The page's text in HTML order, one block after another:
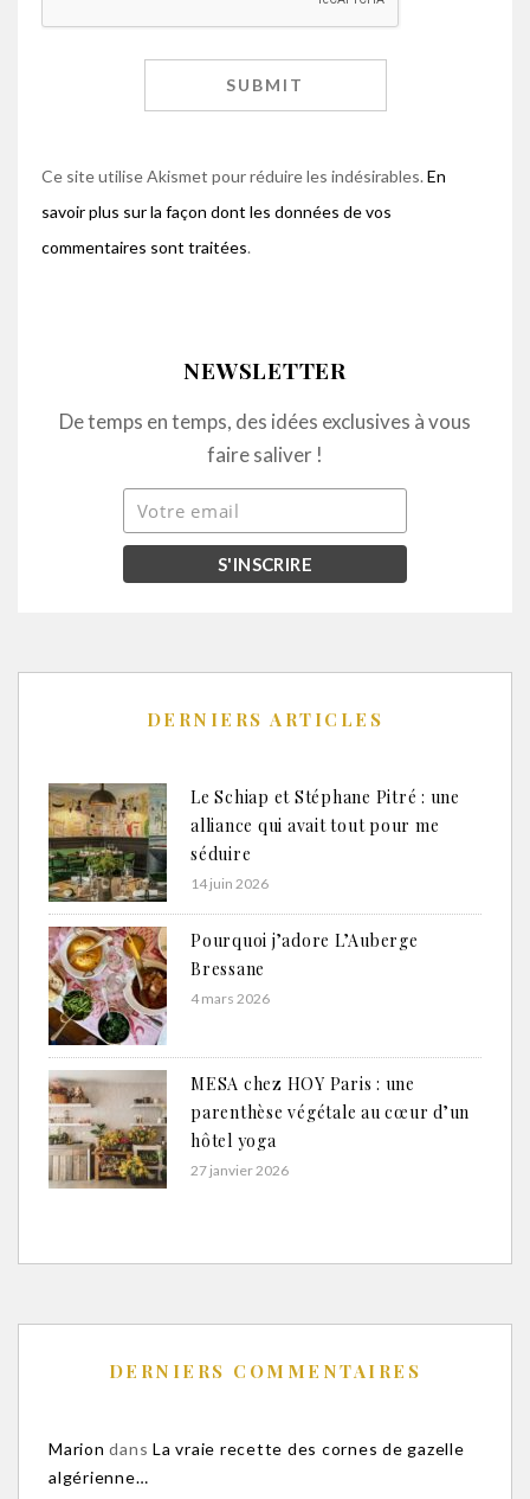
Ce site utilise Akismet pour réduire les indésirables. En
savoir plus sur la façon dont les données de vos
commentaires sont traitées.
NEWSLETTER
De temps en temps, des idées exclusives à vous
faire saliver !
DERNIERS ARTICLES
Le Schiap et Stéphane Pitré : une
alliance qui avait tout pour me
séduire
14 juin 2026
Pourquoi j’adore L’Auberge
Bressane
4 mars 2026
MESA chez HOY Paris : une
parenthèse végétale au cœur d’un
hôtel yoga
27 janvier 2026
DERNIERS COMMENTAIRES
Marion dans La vraie recette des cornes de gazelle
algérienne…